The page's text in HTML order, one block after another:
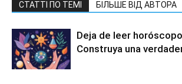
СТАТТІ ПО ТЕМІ БІЛЬШЕ ВІД АВТОРА
Deja de leer
Construya una